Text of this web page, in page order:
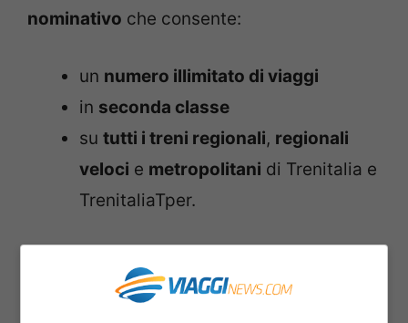
nominativo che consente:
un numero illimitato di viaggi
in seconda classe
su tutti i treni regionali, regionali
veloci e metropolitani di Trenitalia e
TrenitaliaTper.
luogo di partenza e da quello di